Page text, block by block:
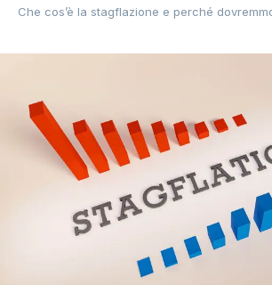
Che cos’è la stagflazione e perché